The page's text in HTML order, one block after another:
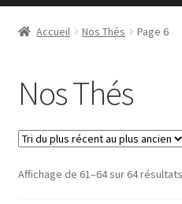
Accueil
Nos Tisanes
Detox
Sport
Accueil Nos Thés Page 6
Nos Thés
Affichage de 61–64 sur 64 résultats